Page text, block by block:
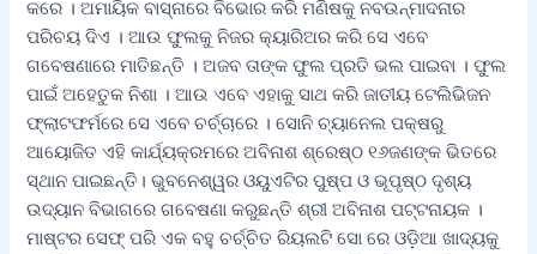
କରେ । ଅମାୟିକ ବାସ୍ନାରେ ବିଭୋର କରି ମଣିଷକୁ ନବଉନ୍ମାଦନାର
ପରିଚୟ ଦିଏ । ଆଉ ଫୁଲକୁ ନିଜର କ୍ୟାରିଅର କରି ସେ ଏବେ
ଗବେଷଣାରେ ମାତିଛନ୍ତି । ଅଜବ ତାଙ୍କ ଫୁଲ ପ୍ରତି ଭଲ ପାଇବା । ଫୁଲ
ପାଇଁ ଅହେତୁକ ନିଶା । ଆଉ ଏବେ ଏହାକୁ ସାଥ କରି ଜାତୀୟ ଟେଲିଭିଜନ
ଫ୍ଲାଟଫର୍ମରେ ସେ ଏବେ ଚର୍ଚ୍ଚାରେ । ସୋନି ଚ୍ୟାନେଲ ପକ୍ଷରୁ
ଆୟୋଜିତ ଏହି କାର୍ଯ୍ୟକ୍ରମରେ ଅବିନାଶ ଶ୍ରେଷ୍ଠ ୧୬ଜଣଙ୍କ ଭିତରେ
ସ୍ଥାନ ପାଇଛନ୍ତି। ଭୁବନେଶ୍ୱର ଓୟୁଏଟିର ପୁଷ୍ପ ଓ ଭୂପୃଷ୍ଠ ଦୃଶ୍ୟ
ଉଦ୍ୟାନ ବିଭାଗରେ ଗବେଷଣା କରୁଛନ୍ତି ଶ୍ରୀ ଅବିନାଶ ପଟ୍ଟନାୟକ ।
ମାଷ୍ଟର ସେଫ୍‌ ପରି ଏକ ବହୁ ଚର୍ଚ୍ଚିତ ରିୟଲଟି ସୋ ରେ ଓଡ଼ିଆ ଖାଦ୍ୟକୁ